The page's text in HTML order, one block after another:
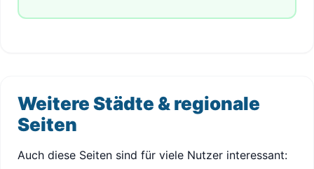
Weitere Städte & regionale
Seiten
Auch diese Seiten sind für viele Nutzer interessant: